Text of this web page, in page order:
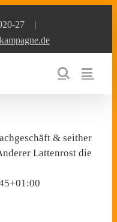
27
|
& seither
Lattenrost die